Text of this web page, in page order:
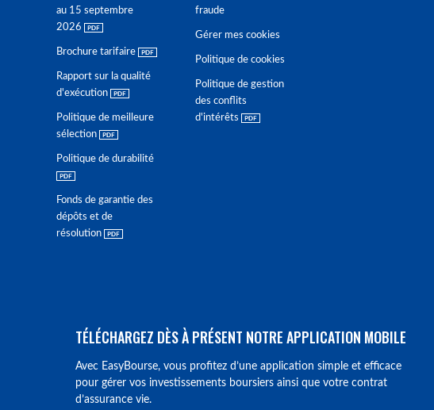
au 15 septembre
2026
Brochure tarifaire
Rapport sur la qualité
d'exécution
Politique de meilleure
sélection
Politique de durabilité
Fonds de garantie des
dépôts et de
résolution
fraude
Gérer mes cookies
Politique de cookies
Politique de gestion
des conflits
d'intérêts
TÉLÉCHARGEZ DÈS À PRÉSENT NOTRE APPLICATION MOBILE
Avec EasyBourse, vous profitez d’une application simple et efficace
pour gérer vos investissements boursiers ainsi que votre contrat
d’assurance vie.